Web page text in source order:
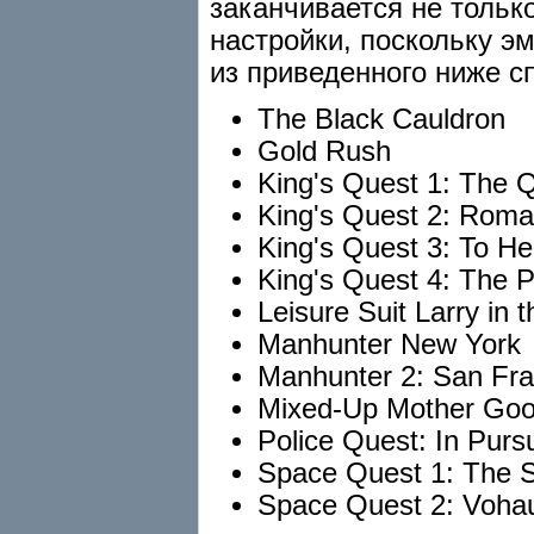
заканчивается не
настройки, поскольку
из приведенного ниже
The Black Cauldron
Gold Rush
King's Quest 1: The
King's Quest 2:
King's Quest 3: To
King's Quest 4: The
Leisure Suit Larry in
Manhunter New York
Manhunter 2: San
Mixed-Up Mother
Police Quest: In
Space Quest 1: The
Space Quest 2: